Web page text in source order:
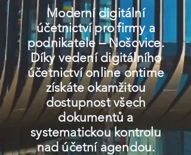
Moderní digitální
účetnictví pro firmy a
podnikatele – Nošovice.
Díky vedení digitálního
účetnictví online ontime
získáte okamžitou
dostupnost všech
dokumentů a
systematickou kontrolu
nad účetní agendou.